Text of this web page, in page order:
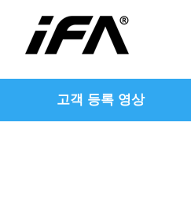
고객 등록 영상